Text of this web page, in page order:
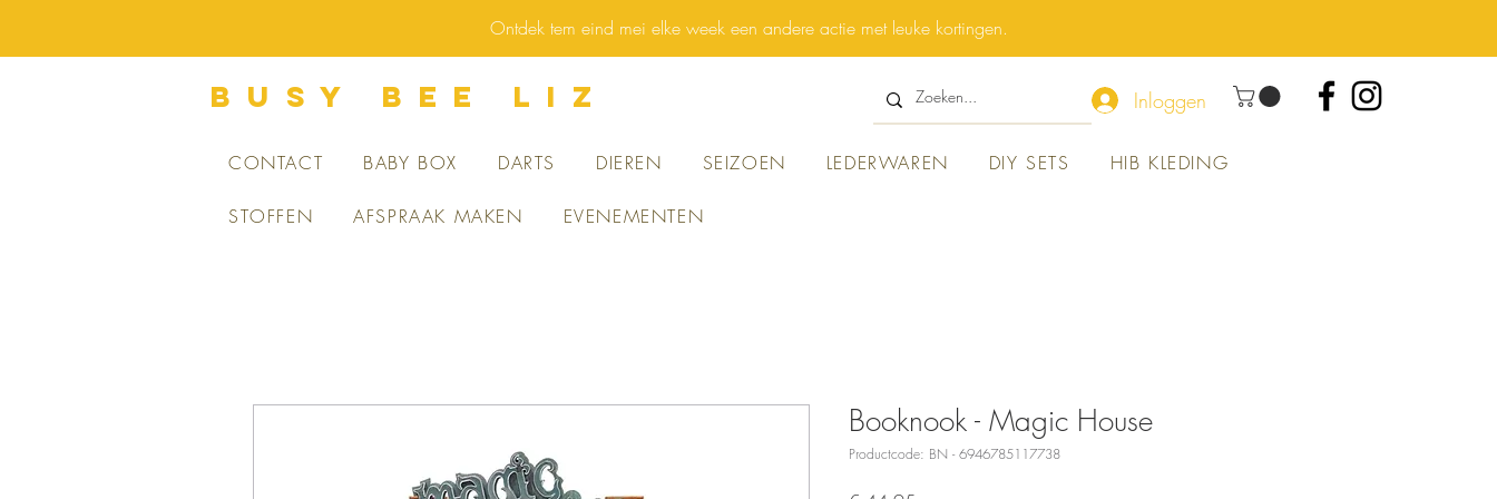
Ontdek tem eind mei elke week een andere actie met leuke kortingen.
BUsY BEE LIZ Inloggen
CONTACT BABY BOX DARTS DIEREN SEIZOEN LEDERWAREN DIY SETS HIB KLEDING
STOFFEN AFSPRAAK MAKEN EVENEMENTEN
Booknook - Magic House
Productcode: BN - 6946785117738